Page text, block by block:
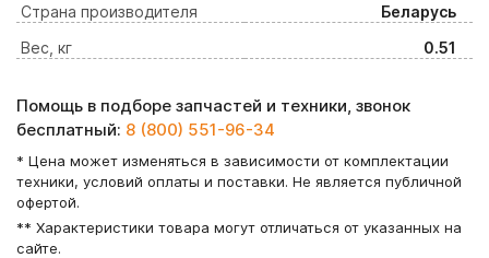
Страна производителя
Беларусь
Вес, кг
0.51
Помощь в подборе запчастей и техники, звонок
бесплатный: 8 (800) 551-96-34
* Цена может изменяться в зависимости от комплектации
техники, условий оплаты и поставки. Не является публичной
офертой.
** Характеристики товара могут отличаться от указанных на
сайте.